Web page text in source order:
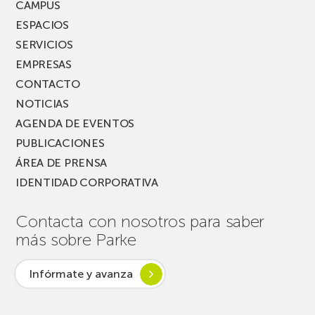
CAMPUS
ESPACIOS
SERVICIOS
EMPRESAS
CONTACTO
NOTICIAS
AGENDA DE EVENTOS
PUBLICACIONES
ÁREA DE PRENSA
IDENTIDAD CORPORATIVA
Contacta con nosotros para saber
más sobre Parke
Infórmate y avanza